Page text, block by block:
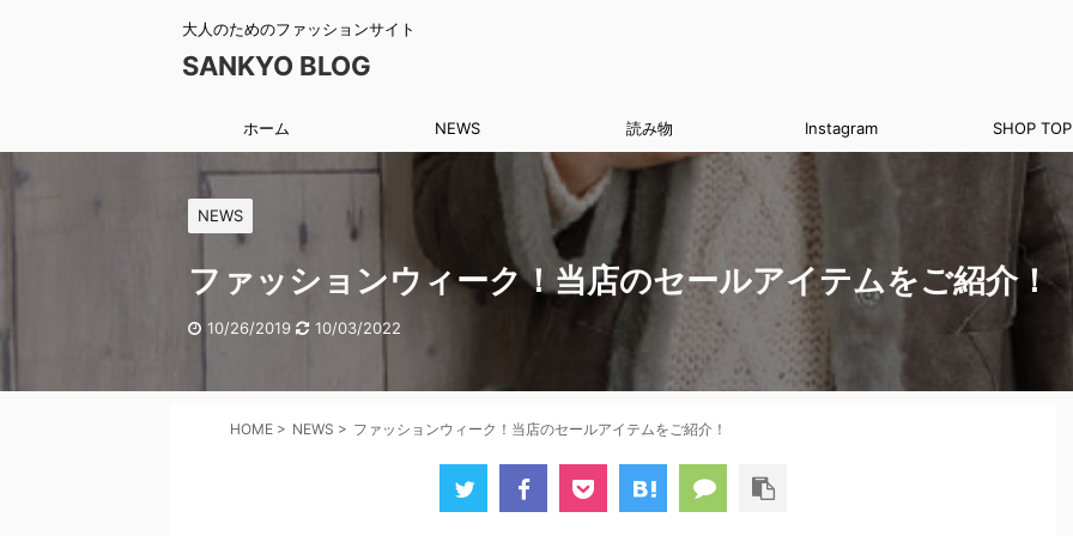
大人のためのファッションサイト
SANKYO BLOG
ホーム NEWS 読み物 Instagram SHOP TOP
NEWS
ファッションウィーク！当店のセールアイテムをご紹介！
10/26/2019 10/03/2022
HOME > NEWS > ファッションウィーク！当店のセールアイテムをご紹介！